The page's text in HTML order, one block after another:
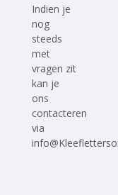
Indien je
nog
steeds
met
vragen zit
kan je
ons
contacteren
via